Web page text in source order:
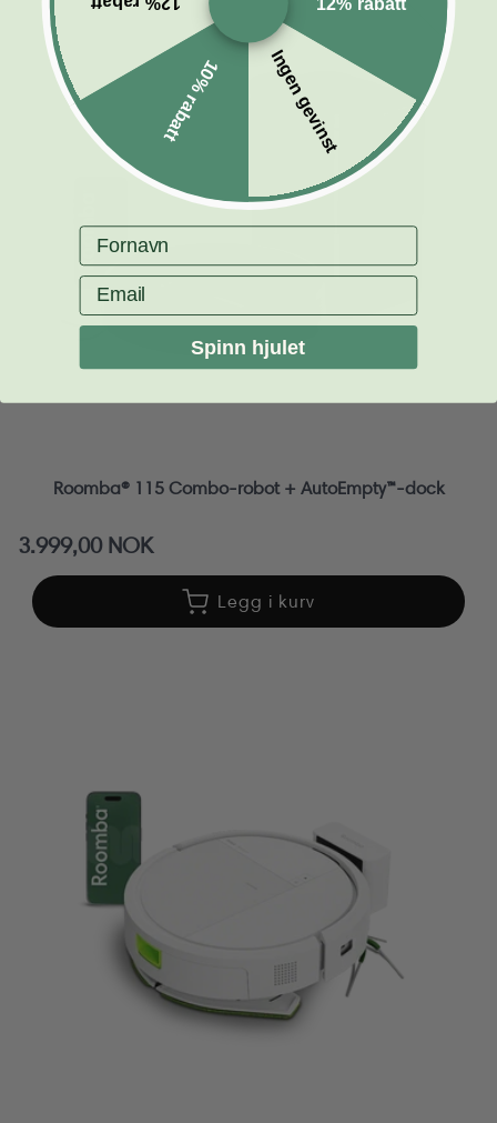
Roomba® 115 Combo-robot + AutoEmpty™-dock
Vanlig
3.999,00 NOK
Legg i kurv
Ingen gevinst
10% rabatt
Fornavn
Email
Spinn hjulet